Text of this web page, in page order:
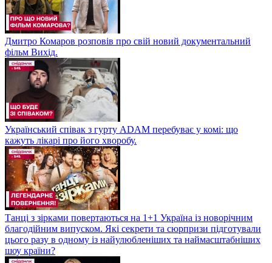
Дмитро Комаров розповів про свій новий документальний
фільм Вихід.
Український співак з гурту ADAM перебуває у комі: що
кажуть лікарі про його хворобу.
Танці з зірками повертаються на 1+1 Україна із новорічним
благодійним випуском. Які секрети та сюрпризи підготували
цього разу в одному із найулюбленіших та наймасштабніших
шоу країни?